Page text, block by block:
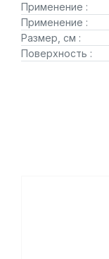
Применение :
Применение :
Размер, см :
Поверхность :